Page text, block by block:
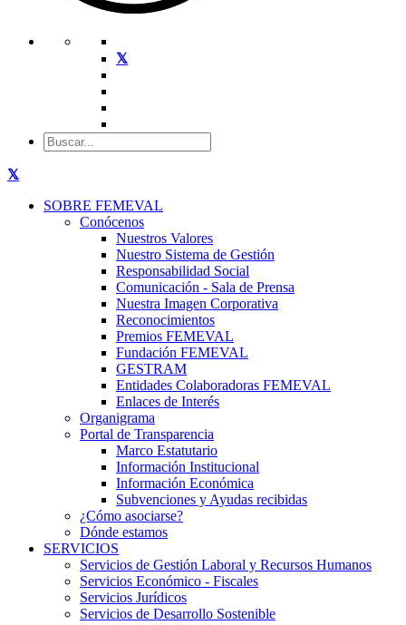
SOBRE FEMEVAL
Conócenos
Nuestros Valores
Nuestro Sistema de Gestión
Responsabilidad Social
Comunicación - Sala de Prensa
Nuestra Imagen Corporativa
Reconocimientos
Premios FEMEVAL
Fundación FEMEVAL
GESTRAM
Entidades Colaboradoras FEMEVAL
Enlaces de Interés
Organigrama
Portal de Transparencia
Marco Estatutario
Información Institucional
Información Económica
Subvenciones y Ayudas recibidas
¿Cómo asociarse?
Dónde estamos
SERVICIOS
Servicios de Gestión Laboral y Recursos Humanos
Servicios Económico - Fiscales
Servicios Jurídicos
Servicios de Desarrollo Sostenible